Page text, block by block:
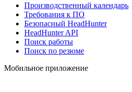
Производственный календарь
Требования к ПО
Безопасный HeadHunter
HeadHunter API
Поиск работы
Поиск по резюме
Мобильное приложение